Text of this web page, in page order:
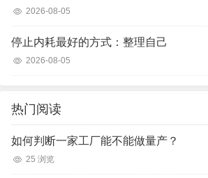
2026-08-05
停止内耗最好的方式：整理自己
2026-08-05
热门阅读
如何判断一家工厂能不能做量产？
25 浏览